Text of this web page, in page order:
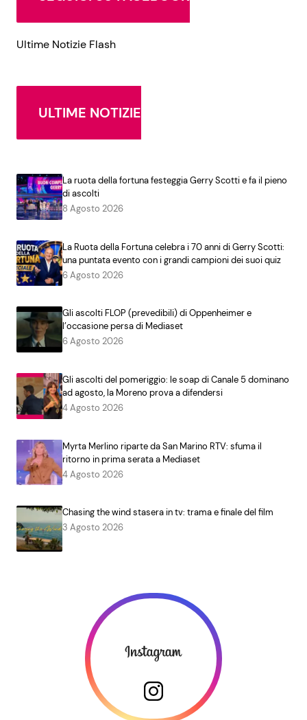
Ultime Notizie Flash
ULTIME NOTIZIE
La ruota della fortuna festeggia Gerry Scotti e fa il pieno
di ascolti
8 Agosto 2026
La Ruota della Fortuna celebra i 70 anni di Gerry Scotti:
una puntata evento con i grandi campioni dei suoi quiz
6 Agosto 2026
Gli ascolti FLOP (prevedibili) di Oppenheimer e
l’occasione persa di Mediaset
6 Agosto 2026
Gli ascolti del pomeriggio: le soap di Canale 5 dominano
ad agosto, la Moreno prova a difendersi
4 Agosto 2026
Myrta Merlino riparte da San Marino RTV: sfuma il
ritorno in prima serata a Mediaset
4 Agosto 2026
Chasing the wind stasera in tv: trama e finale del film
3 Agosto 2026